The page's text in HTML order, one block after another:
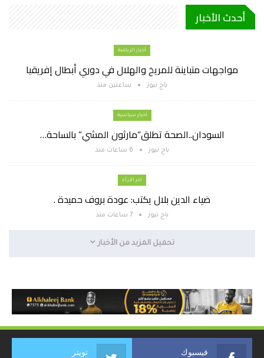
أحدث الأخبار
أخبار الرياضة
مواجهات متباينة للمريخ والهلال في دوري أبطال إفريقيا
باج نيوز ساعتين منذ
أخبار سياسية
السودان..الصحة تطلق”مارثون المشي” بالساحة…
باج نيوز 6 ساعات منذ
اخر الارأء
ضياء الدين بلال يكتب: عودة بروف حميدة .
باج نيوز 7 ساعات منذ
تحميل المزيد من الأخبار
فيسبوك تويتر